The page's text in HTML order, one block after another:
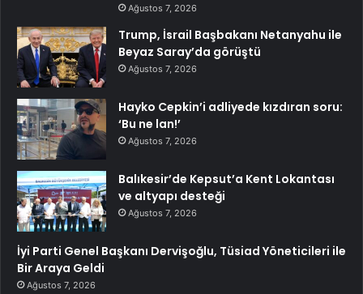
Ağustos 7, 2026
Trump, İsrail Başbakanı Netanyahu ile
Beyaz Saray’da görüştü
Ağustos 7, 2026
Hayko Cepkin’i adliyede kızdıran soru:
‘Bu ne lan!’
Ağustos 7, 2026
Balıkesir’de Kepsut’a Kent Lokantası
ve altyapı desteği
Ağustos 7, 2026
İyi Parti Genel Başkanı Dervişoğlu, Tüsiad Yöneticileri ile
Bir Araya Geldi
Ağustos 7, 2026